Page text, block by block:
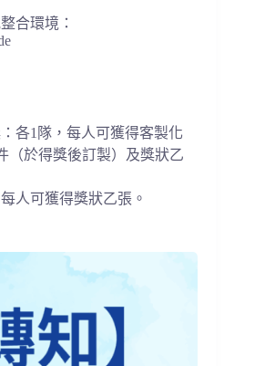
合環境：
各1隊，每人可獲得客製化
（於得獎後訂製）及獎狀乙
人可獲得獎狀乙張。